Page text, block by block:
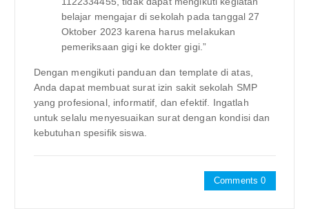
belajar mengajar di sekolah pada tanggal 27
Oktober 2023 karena harus melakukan
pemeriksaan gigi ke dokter gigi.”
Dengan mengikuti panduan dan template di atas,
Anda dapat membuat surat izin sakit sekolah SMP
yang profesional, informatif, dan efektif. Ingatlah
untuk selalu menyesuaikan surat dengan kondisi dan
kebutuhan spesifik siswa.
Comments 0